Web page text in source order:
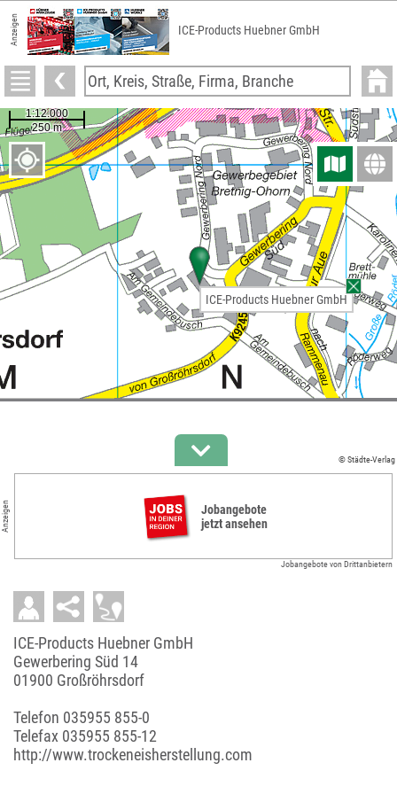
Anzeigen ICE-Products Huebner GmbH
© Städte-Verlag
ICE-Products Huebner GmbH
Anzeigen
Jobangebote
jetzt ansehen
Jobangebote von Drittanbietern
ICE-Products Huebner GmbH
Gewerbering Süd 14
01900 Großröhrsdorf
Telefon 035955 855-0
Telefax 035955 855-12
http://www.trockeneisherstellung.com